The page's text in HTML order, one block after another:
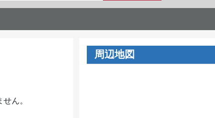
が
の
し
ん。
周辺地図